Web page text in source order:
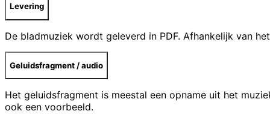
Levering
De bladmuziek wordt geleverd in PDF. Afhankelijk van
Geluidsfragment / audio
Het geluidsfragment is meestal een opname uit het
ook een voorbeeld.